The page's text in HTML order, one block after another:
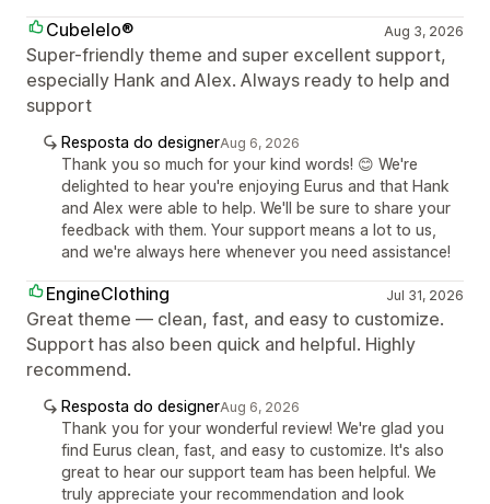
Cubelelo® Aug 3, 2026
Super-friendly theme and super excellent support,
especially Hank and Alex. Always ready to help and
support
Resposta do designerAug 6, 2026
Thank you so much for your kind words! 😊 We're
delighted to hear you're enjoying Eurus and that Hank
and Alex were able to help. We'll be sure to share your
feedback with them. Your support means a lot to us,
and we're always here whenever you need assistance!
EngineClothing Jul 31, 2026
Great theme — clean, fast, and easy to customize.
Support has also been quick and helpful. Highly
recommend.
Resposta do designerAug 6, 2026
Thank you for your wonderful review! We're glad you
find Eurus clean, fast, and easy to customize. It's also
great to hear our support team has been helpful. We
truly appreciate your recommendation and look